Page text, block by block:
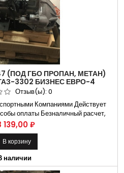
(ПОД ГБО ПРОПАН, МЕТАН)
3302 БИЗНЕС ЕВРО-4
85
Отзыв(ы): 0
Компаниями Действует
оплаты Безналичный расчет,
Контроль и отправка в надежной
Заводом изготовителем Двигатель
Метан) ГАЗ-3302 Бизнес ЕВРО-4
по моделям автомобиля 2705,
139,00 ₽
В корзину
наличии